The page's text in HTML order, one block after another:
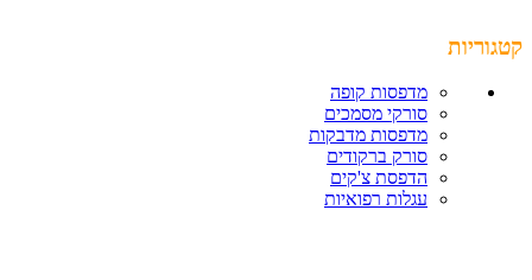
קטגוריות
מדפסות קופה
סורקי מסמכים
מדפסות מדבקות
סורק ברקודים
הדפסת צ'קים
עגלות רפואיות